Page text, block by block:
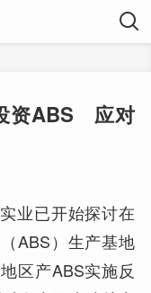
资ABS 应对
已开始探讨在
ABS）生产基地
区产ABS实施反